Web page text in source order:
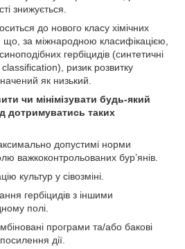
знижується.
до нового класу хімічних
що, за міжнародною класифікацією,
гербіцидів (синтетичні
ризик розвитку
як низький.
чи мінімізувати будь-який
дотримуватись таких
допустимі норми
важкоконтрольованих бур’янів.
культур у сівозміні.
гербіцидів з іншими
полі.
програми та/або бакові
дії.